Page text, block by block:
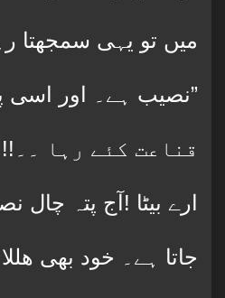
میں تو یہی سمجھتا
نصیب ہے۔ اور اسی پہ زندگی بھر”
!!!قناعت کئے رہا ۔۔
ارے بیٹا !آج پتہ چال
جاتا ہے۔ خود بھی